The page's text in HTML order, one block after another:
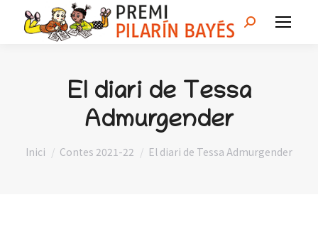
Search:
El diari de Tessa
Admurgender
You are here:
Inici Contes 2021-22 El diari de Tessa Admurgender